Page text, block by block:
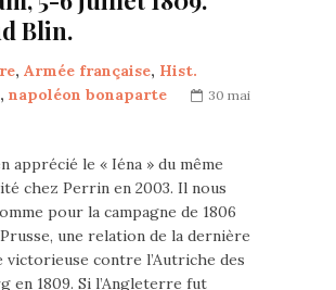
Blin.
, Armée française, Hist.
, napoléon bonaparte
30 mai
apprécié le « Iéna » du même
chez Perrin en 2003. Il nous
pour la campagne de 1806
une relation de la dernière
victorieuse contre l’Autriche des
en 1809. Si l’Angleterre fut